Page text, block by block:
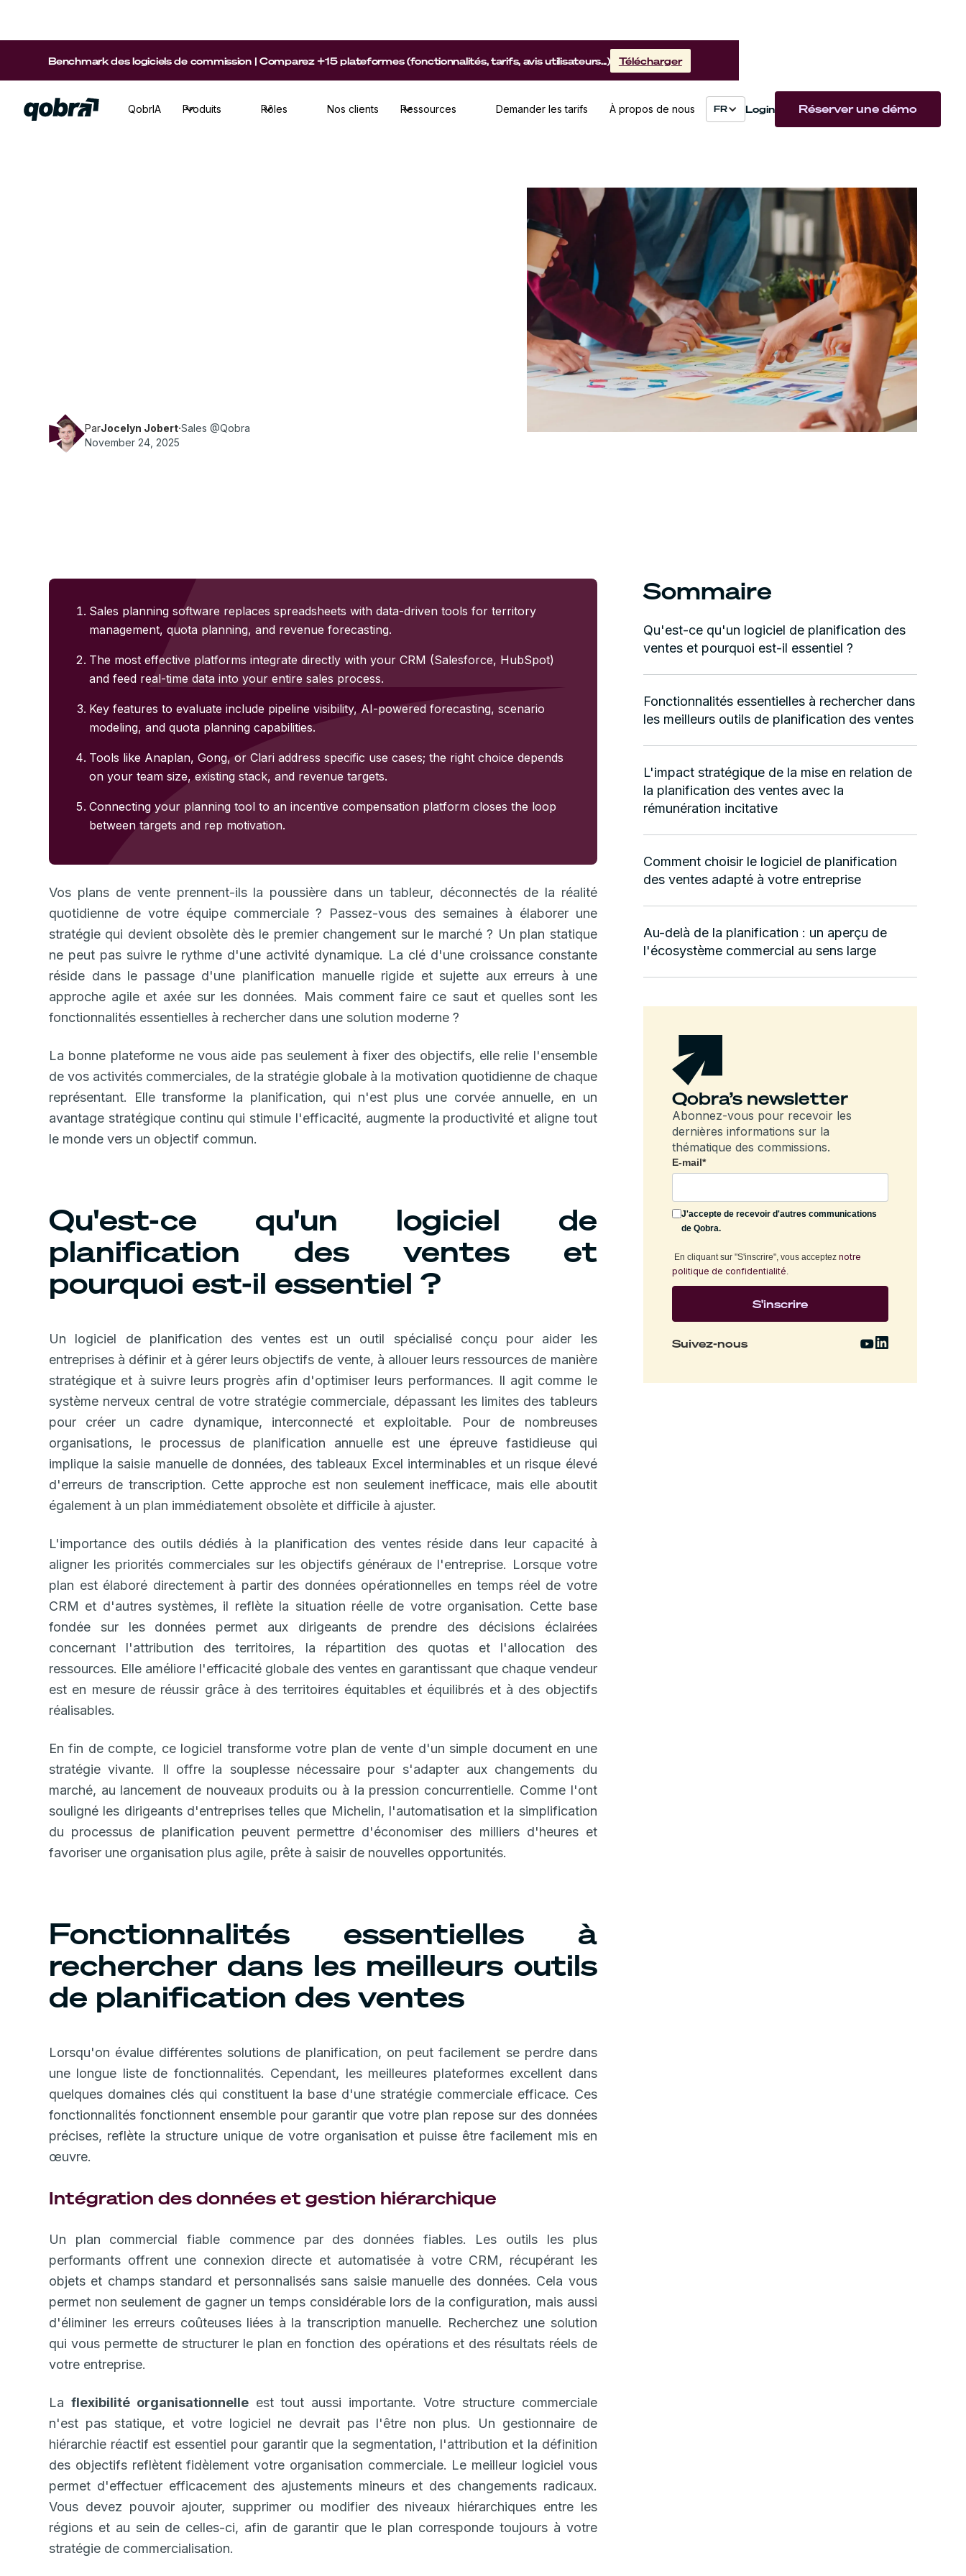
QobrIA Produits Rôles Nos clients Ressources Demander les tarifs À propos de nous FR Login Réserver une démo
Benchmark des logiciels de commission | Comparez +15 plateformes (fonctionnalités, tarifs, avis utilisateurs...) Télécharger
ParJocelyn Jobert·Sales @Qobra
November 24, 2025
Sales planning software replaces spreadsheets with data-driven tools for territory
management, quota planning, and revenue forecasting.
The most effective platforms integrate directly with your CRM (Salesforce, HubSpot)
and feed real-time data into your entire sales process.
Key features to evaluate include pipeline visibility, AI-powered forecasting, scenario
modeling, and quota planning capabilities.
Tools like Anaplan, Gong, or Clari address specific use cases; the right choice depends
on your team size, existing stack, and revenue targets.
Connecting your planning tool to an incentive compensation platform closes the loop
between targets and rep motivation.
Vos plans de vente prennent-ils la poussière dans un tableur, déconnectés de la réalité
quotidienne de votre équipe commerciale ? Passez-vous des semaines à élaborer une
stratégie qui devient obsolète dès le premier changement sur le marché ? Un plan statique
ne peut pas suivre le rythme d'une activité dynamique. La clé d'une croissance constante
réside dans le passage d'une planification manuelle rigide et sujette aux erreurs à une
approche agile et axée sur les données. Mais comment faire ce saut et quelles sont les
fonctionnalités essentielles à rechercher dans une solution moderne ?
La bonne plateforme ne vous aide pas seulement à fixer des objectifs, elle relie l'ensemble
de vos activités commerciales, de la stratégie globale à la motivation quotidienne de chaque
représentant. Elle transforme la planification, qui n'est plus une corvée annuelle, en un
avantage stratégique continu qui stimule l'efficacité, augmente la productivité et aligne tout
le monde vers un objectif commun.
Qu'est-ce qu'un logiciel de
planification des ventes et
pourquoi est-il essentiel ?
Un logiciel de planification des ventes est un outil spécialisé conçu pour aider les
entreprises à définir et à gérer leurs objectifs de vente, à allouer leurs ressources de manière
stratégique et à suivre leurs progrès afin d'optimiser leurs performances. Il agit comme le
système nerveux central de votre stratégie commerciale, dépassant les limites des tableurs
pour créer un cadre dynamique, interconnecté et exploitable. Pour de nombreuses
organisations, le processus de planification annuelle est une épreuve fastidieuse qui
implique la saisie manuelle de données, des tableaux Excel interminables et un risque élevé
d'erreurs de transcription. Cette approche est non seulement inefficace, mais elle aboutit
également à un plan immédiatement obsolète et difficile à ajuster.
L'importance des outils dédiés à la planification des ventes réside dans leur capacité à
aligner les priorités commerciales sur les objectifs généraux de l'entreprise. Lorsque votre
plan est élaboré directement à partir des données opérationnelles en temps réel de votre
CRM et d'autres systèmes, il reflète la situation réelle de votre organisation. Cette base
fondée sur les données permet aux dirigeants de prendre des décisions éclairées
concernant l'attribution des territoires, la répartition des quotas et l'allocation des
ressources. Elle améliore l'efficacité globale des ventes en garantissant que chaque vendeur
est en mesure de réussir grâce à des territoires équitables et équilibrés et à des objectifs
réalisables.
En fin de compte, ce logiciel transforme votre plan de vente d'un simple document en une
stratégie vivante. Il offre la souplesse nécessaire pour s'adapter aux changements du
marché, au lancement de nouveaux produits ou à la pression concurrentielle. Comme l'ont
souligné les dirigeants d'entreprises telles que Michelin, l'automatisation et la simplification
du processus de planification peuvent permettre d'économiser des milliers d'heures et
favoriser une organisation plus agile, prête à saisir de nouvelles opportunités.
Fonctionnalités essentielles à
rechercher dans les meilleurs outils
de planification des ventes
Lorsqu'on évalue différentes solutions de planification, on peut facilement se perdre dans
une longue liste de fonctionnalités. Cependant, les meilleures plateformes excellent dans
quelques domaines clés qui constituent la base d'une stratégie commerciale efficace. Ces
fonctionnalités fonctionnent ensemble pour garantir que votre plan repose sur des données
précises, reflète la structure unique de votre organisation et puisse être facilement mis en
œuvre.
Intégration des données et gestion hiérarchique
Un plan commercial fiable commence par des données fiables. Les outils les plus
performants offrent une connexion directe et automatisée à votre CRM, récupérant les
objets et champs standard et personnalisés sans saisie manuelle des données. Cela vous
permet non seulement de gagner un temps considérable lors de la configuration, mais aussi
d'éliminer les erreurs coûteuses liées à la transcription manuelle. Recherchez une solution
qui vous permette de structurer le plan en fonction des opérations et des résultats réels de
votre entreprise.
La flexibilité organisationnelleest tout aussi importante. Votre structure commerciale
n'est pas statique, et votre logiciel ne devrait pas l'être non plus. Un gestionnaire de
hiérarchie réactif est essentiel pour garantir que la segmentation, l'attribution et la définition
des objectifs reflètent fidèlement votre organisation commerciale. Le meilleur logiciel vous
permet d'effectuer efficacement des ajustements mineurs et des changements radicaux.
Vous devez pouvoir ajouter, supprimer ou modifier des niveaux hiérarchiques entre les
régions et au sein de celles-ci, afin de garantir que le plan corresponde toujours à votre
stratégie de commercialisation.
Sommaire
Qu'est-ce qu'un logiciel de planification des
ventes et pourquoi est-il essentiel ?
Fonctionnalités essentielles à rechercher dans
les meilleurs outils de planification des ventes
L'impact stratégique de la mise en relation de
la planification des ventes avec la
rémunération incitative
Comment choisir le logiciel de planification
des ventes adapté à votre entreprise
Au-delà de la planification : un aperçu de
l'écosystème commercial au sens large
Qobra’s newsletter
Abonnez-vous pour recevoir les
dernières informations sur la
thématique des commissions.
E-mail*
J'accepte de recevoir d'autres communications
de Qobra.
En cliquant sur "S'inscrire", vous acceptez notre
politique de confidentialité
Suivez-nous